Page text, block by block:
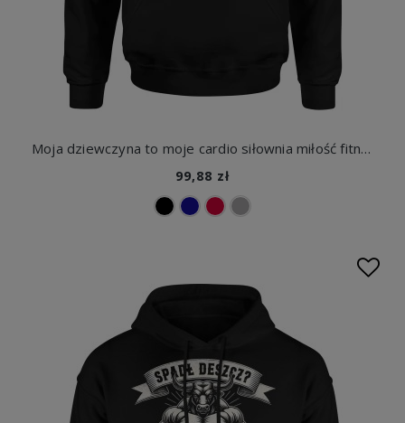
Moja dziewczyna to moje cardio siłownia miłość fitness humor relacja para trening vibe Męska bluza z kapturem
99,88 zł